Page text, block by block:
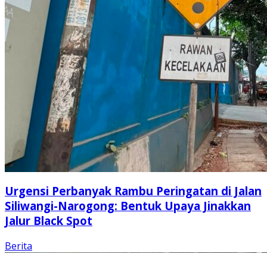
Urgensi Perbanyak Rambu Peringatan di Jalan
Siliwangi-Narogong: Bentuk Upaya Jinakkan
Jalur Black Spot
Berita